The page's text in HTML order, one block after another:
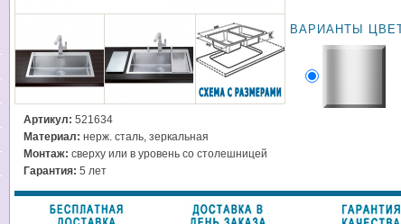
ВАРИАНТЫ
Артикул: 521634
Материал: нерж. сталь, зеркальная
Монтаж: сверху или в уровень со столешницей
Гарантия: 5 лет